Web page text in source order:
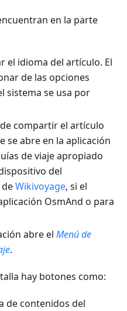
en la parte
idioma del artículo. El
de las opciones
sistema se usa por
compartir el artículo
se abre en la aplicación
de viaje apropiado
del
Wikivoyage, si el
OsmAnd o para
abre el Menú de
.
hay botones como:
de contenidos del